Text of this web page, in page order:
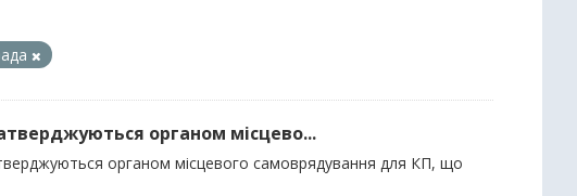
органом місцево...
органом місцевого самоврядування для КП, що